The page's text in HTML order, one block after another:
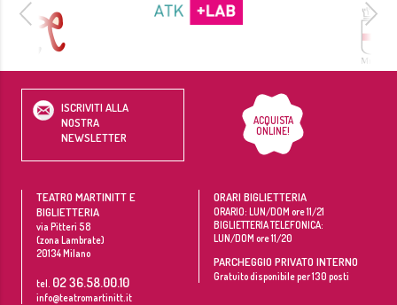
ISCRIVITI ALLA
NOSTRA
NEWSLETTER
ACQUISTA
ONLINE!
TEATRO MARTINITT E
BIGLIETTERIA
via Pitteri 58
(zona Lambrate)
20134Milano
tel. 02 36.58.00.10
info@teatromartinitt.it
ORARI BIGLIETTERIA
ORARIO: LUN/DOM ore 11/21
BIGLIETTERIA TELEFONICA:
LUN/DOM ore 11/20
PARCHEGGIO PRIVATO INTERNO
Gratuito disponibile per 130 posti